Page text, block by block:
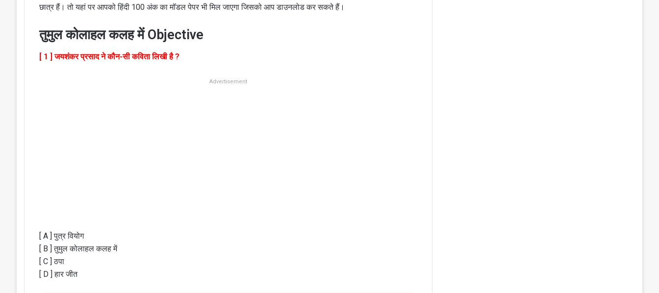
छात्र हैं। तो यहां पर आपको हिंदी 100 अंक का मॉडल पेपर भी मिल जाएगा जिसको आप डाउनलोड कर सकते हैं।
तुमुल कोलाहल कलह में Objective
[ 1 ] जयशंकर प्रसाद ने कौन-सी कविता लिखी है ?
Advertisement
[ A ] पुत्र वियोग
[ B ] तुमुल कोलाहल कलह में
[ C ] ठपा
[ D ] हार जीत